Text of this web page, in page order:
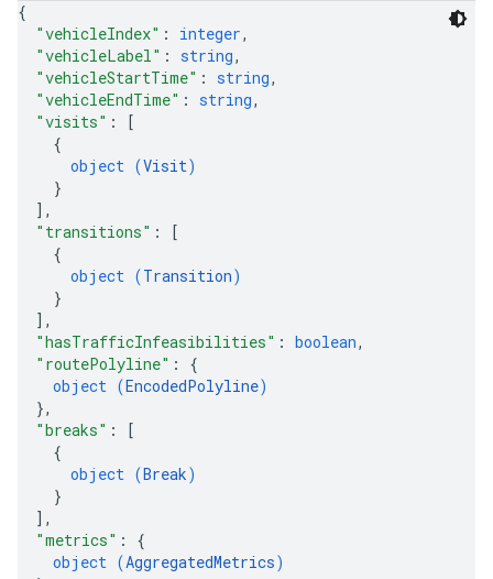
{
"vehicleIndex" : integer,
"vehicleLabel" : string,
"vehicleStartTime" : string,
"vehicleEndTime" : string,
"visits" :
[
{
object (Visit)
}
] ,
"transitions" :
[
{
object (Transition)
}
] ,
"hasTrafficInfeasibilities" : boolean,
"routePolyline" : {
object (EncodedPolyline)
},
"breaks" :
[
{
object (Break)
}
] ,
"metrics" : {
object (AggregatedMetrics)